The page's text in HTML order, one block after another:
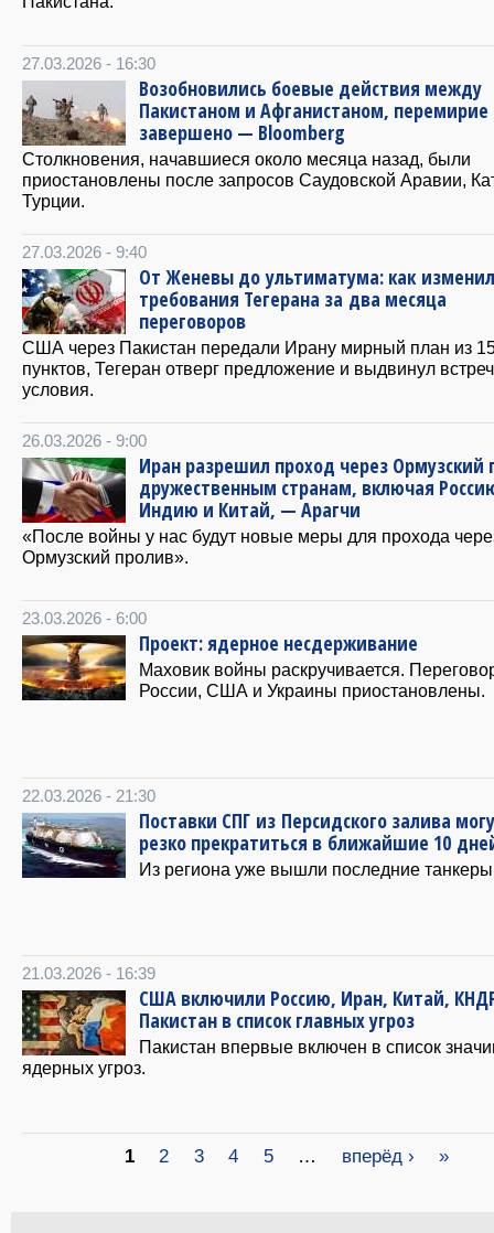
27.03.2026 - 16:30
Возобновились боевые действия между
Пакистаном и Афганистаном, перемирие
завершено — Bloomberg
Столкновения, начавшиеся около месяца назад, были
приостановлены после запросов Саудовской Аравии,
Турции.
27.03.2026 - 9:40
От Женевы до ультиматума: как
требования Тегерана за два месяца
переговоров
США через Пакистан передали Ирану мирный план из
пунктов, Тегеран отверг предложение и выдвинул
условия.
26.03.2026 - 9:00
Иран разрешил проход через Ормузский
дружественным странам, включая
Индию и Китай, — Арагчи
«После войны у нас будут новые меры для прохода
Ормузский пролив».
23.03.2026 - 6:00
Проект: ядерное несдерживание
Маховик войны раскручивается.
России, США и Украины приостановлены.
22.03.2026 - 21:30
Поставки СПГ из Персидского залива
резко прекратиться в ближайшие 10
Из региона уже вышли последние
21.03.2026 - 16:39
США включили Россию, Иран, Китай,
Пакистан в список главных угроз
Пакистан впервые включен в список
ядерных угроз.
1 2 3 4 5 … вперёд › »